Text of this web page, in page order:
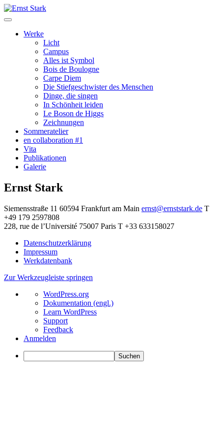
Werke
Licht
Campus
Alles ist Symbol
Bois de Boulogne
Carpe Diem
Die Stiefgeschwister des Menschen
Dinge, die singen
In Schönheit leiden
Le Boson de Higgs
Zeichnungen
Sommeratelier
en collaboration #1
Vita
Publikationen
Galerie
Ernst Stark
Siemensstraße 11 60594 Frankfurt am Main ernst@ernststark.de T
+49 179 2597808
228, rue de l’Université 75007 Paris T +33 633158027
Datenschutzerklärung
Impressum
Werkdatenbank
Zur Werkzeugleiste springen
Über
WordPress
WordPress.org
Dokumentation (engl.)
Learn WordPress
Support
Feedback
Anmelden
Suchen